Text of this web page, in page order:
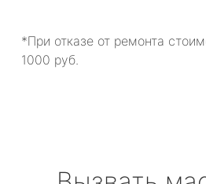
*При отказе от ремонта
1000 руб.